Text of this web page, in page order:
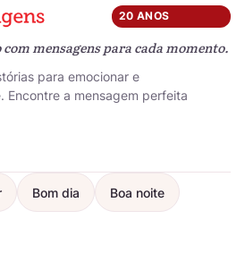
20 ANOS
mensagens para cada momento.
para emocionar e
Encontre a mensagem perfeita
Bom dia Boa noite